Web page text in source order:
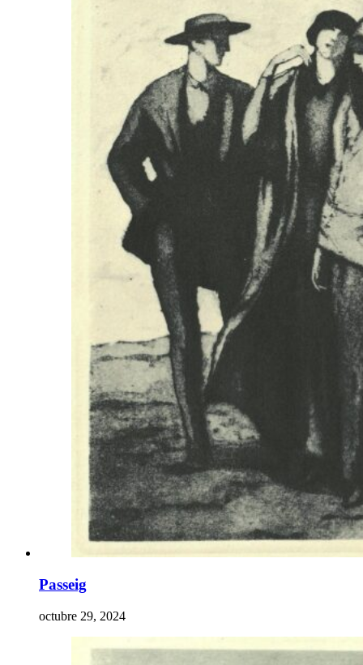
Passeig
octubre 29, 2024